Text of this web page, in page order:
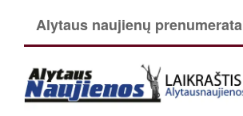
Alytaus naujienų prenumerata